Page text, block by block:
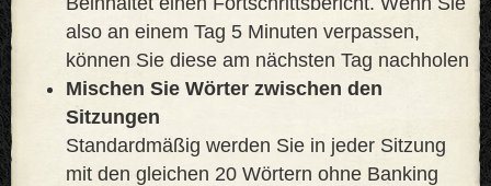
also an einem Tag 5 Minuten verpassen,
können Sie diese am nächsten Tag nachholen
Mischen Sie Wörter zwischen den
Sitzungen
Standardmäßig werden Sie in jeder Sitzung
mit den gleichen 20 Wörtern ohne Banking